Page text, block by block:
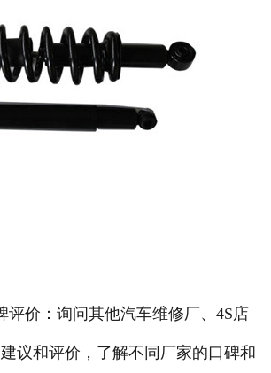
价：询问其他汽车维修厂、4S店
议和评价，了解不同厂家的口碑和